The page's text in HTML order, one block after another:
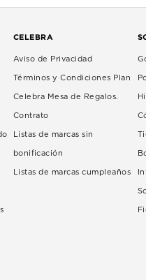
CELEBRA
Aviso de Privacidad
Términos y Condiciones Plan
Celebra Mesa de Regalos.
Contrato
Listas de marcas sin
bonificación
Listas de marcas cumpleaños